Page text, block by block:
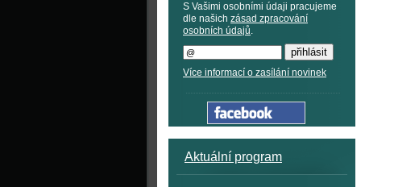
S Vašimi osobními údaji pracujeme
dle našich zásad zpracování
osobních údajů.
Více informací o zasílání novinek
Aktuální program